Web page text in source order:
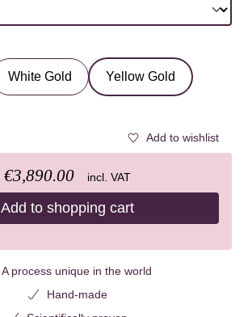
White Gold Yellow Gold
Add to wishlist
€3,890.00 incl. VAT
Add to shopping cart
A process unique in the world
Hand-made